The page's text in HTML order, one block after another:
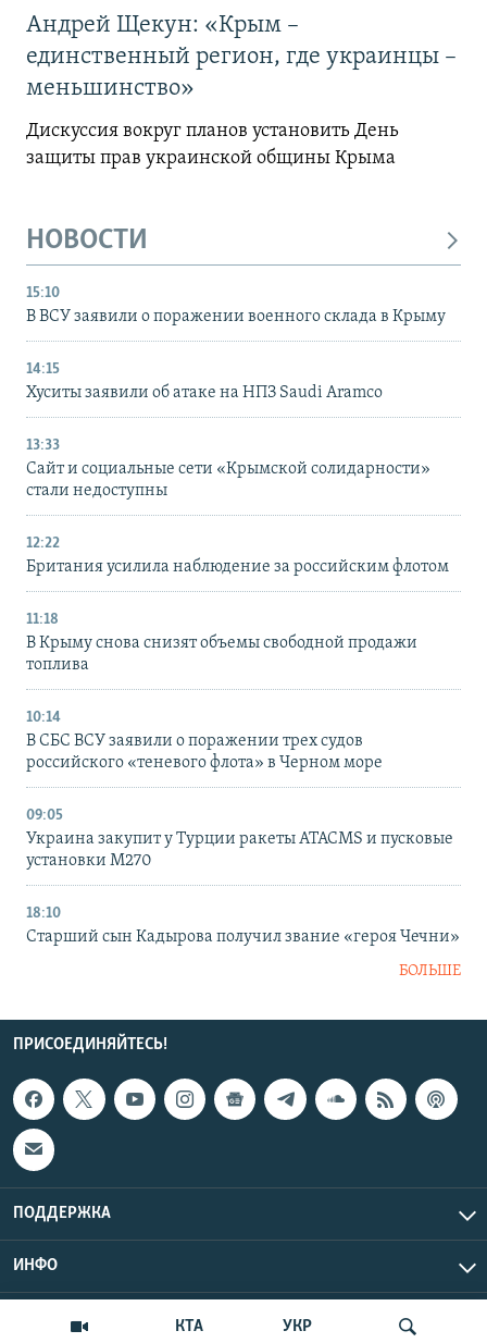
КТА УКР
Андрей Щекун: «Крым –
единственный регион, где украинцы –
меньшинство»
Дискуссия вокруг планов установить День
защиты прав украинской общины Крыма
НОВОСТИ
15:10
В ВСУ заявили о поражении военного склада в Крыму
14:15
Хуситы заявили об атаке на НПЗ Saudi Aramco
13:33
Сайт и социальные сети «Крымской солидарности»
стали недоступны
12:22
Британия усилила наблюдение за российским флотом
11:18
В Крыму снова снизят объемы свободной продажи
топлива
10:14
В СБС ВСУ заявили о поражении трех судов
российского «теневого флота» в Черном море
09:05
Украина закупит у Турции ракеты ATACMS и пусковые
установки M270
18:10
Старший сын Кадырова получил звание «героя Чечни»
БОЛЬШЕ
ПРИСОЕДИНЯЙТЕСЬ!
ПОДДЕРЖКА
ИНФО
Copyright Крым.Реалии, 2026 | Все права защищены.
UTC+3